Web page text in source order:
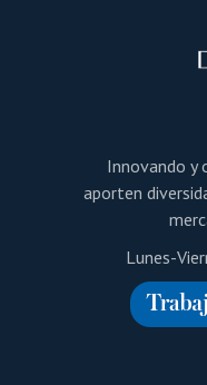
Innovando y
aporten
Lunes-